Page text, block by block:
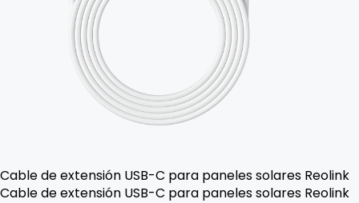
Cable de extensión USB-C para paneles solares Reolink
Cable de extensión USB-C para paneles solares Reolink